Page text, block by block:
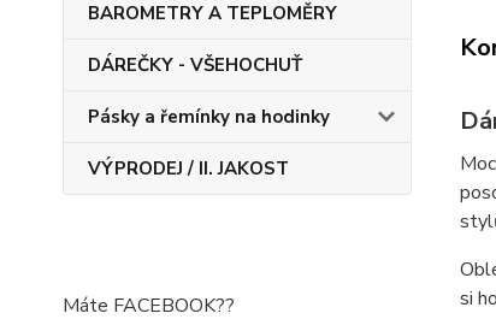
BAROMETRY A TEPLOMĚRY
DÁREČKY - VŠEHOCHUŤ
Pásky a řemínky na hodinky
VÝPRODEJ / II. JAKOST
Máte FACEBOOK??
si